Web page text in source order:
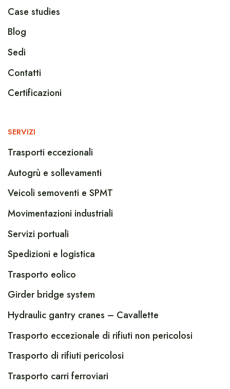
Case studies
Blog
Sedi
Contatti
Certificazioni
SERVIZI
Trasporti eccezionali
Autogrù e sollevamenti
Veicoli semoventi e SPMT
Movimentazioni industriali
Servizi portuali
Spedizioni e logistica
Trasporto eolico
Girder bridge system
Hydraulic gantry cranes – Cavallette
Trasporto eccezionale di rifiuti non pericolosi
Trasporto di rifiuti pericolosi
Trasporto carri ferroviari